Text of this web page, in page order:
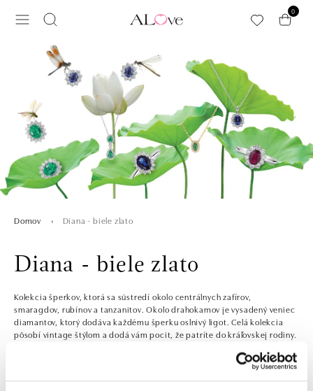
0
Domov Diana - biele zlato
Diana - biele zlato
Kolekcia šperkov, ktorá sa sústredí okolo centrálnych zafírov,
smaragdov, rubínov a tanzanitov. Okolo drahokamov je vysadený veniec
diamantov, ktorý dodáva každému šperku oslnivý ligot. Celá kolekcia
pôsobí vintage štýlom a dodá vám pocit, že patríte do kráľovskej rodiny.
vyberie každý. Pokiaľ sa nemôžete rozhodnúť, môžete si vybrať podľa sily
Zobraziť viac